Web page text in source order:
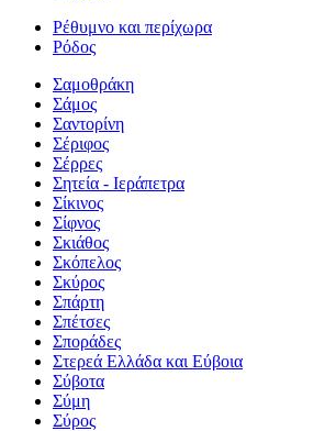
Ρέθυμνο και περίχωρα
Ρόδος
Σαμοθράκη
Σάμος
Σαντορίνη
Σέριφος
Σέρρες
Σητεία - Ιεράπετρα
Σίκινος
Σίφνος
Σκιάθος
Σκόπελος
Σκύρος
Σπάρτη
Σπέτσες
Σποράδες
Στερεά Ελλάδα και Εύβοια
Σύβοτα
Σύμη
Σύρος